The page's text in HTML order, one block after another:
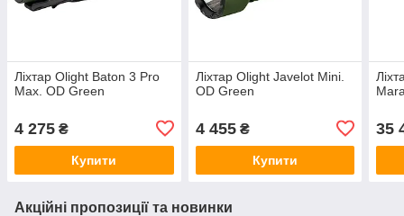
Ліхтар Olight Baton 3 Pro
Max. OD Green
4 275 ₴
Купити
Ліхтар Olight Javelot Mini.
OD Green
4 455₴
Купити
35
Акційні пропозиції та новинки